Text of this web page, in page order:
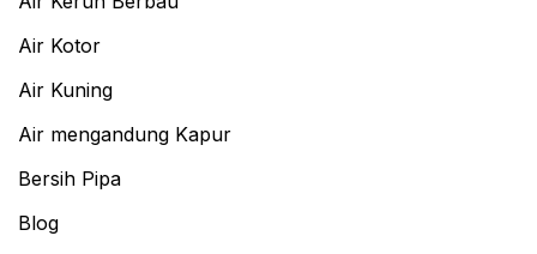
Air Kotor
Air Kuning
Air mengandung Kapur
Bersih Pipa
Blog